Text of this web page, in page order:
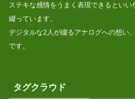
ステキな感情をうまく表現できるとい
綴っています。
デジタルな2人が綴るアナログへの想い
です。
タグクラウド